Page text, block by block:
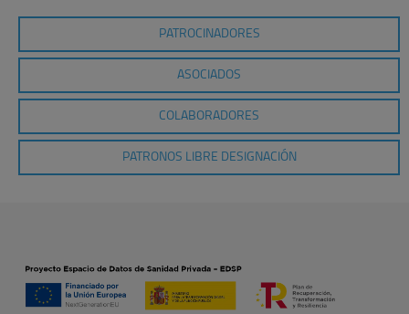
PATROCINADORES
ASOCIADOS
COLABORADORES
PATRONOS LIBRE DESIGNACIÓN